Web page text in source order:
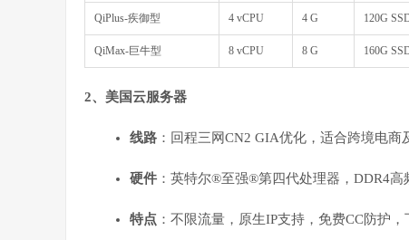
QiPlus-疾御型 4 vCPU 4 G 120G
QiMax-巨牛型 8 vCPU 8 G 160G
2、美国云服务器
线路 ：回程三网CN2 GIA优化，适合跨境电商
硬件 ：英特尔®至强®第四代处理器，DDR4高
特点 ：不限流量，原生IP支持，免费CC防护，